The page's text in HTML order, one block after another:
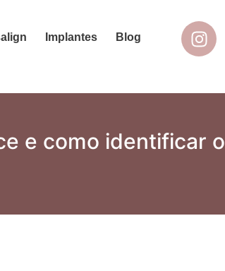
Implantes Blog
e como identificar o